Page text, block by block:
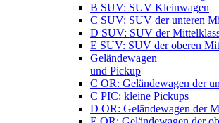
B SUV: SUV Kleinwagen
C SUV: SUV der unteren
D SUV: SUV der
E SUV: SUV der oberen
Geländewagen
und Pickup
C OR: Geländewagen der
C PIC: kleine Pickups
D OR: Geländewagen der